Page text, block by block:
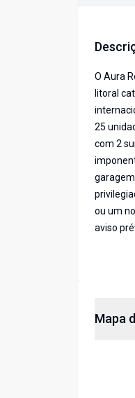
O Aura
litoral
25
com 2
ou um
aviso
Mapa